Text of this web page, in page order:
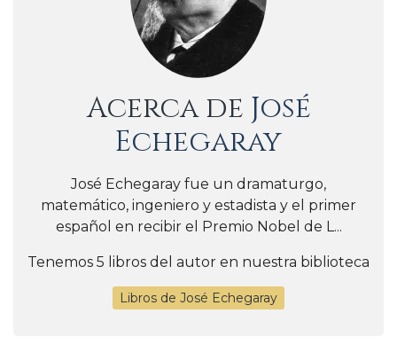
Acerca de José
Echegaray
José Echegaray fue un dramaturgo,
matemático, ingeniero y estadista y el primer
español en recibir el Premio Nobel de L...
Tenemos 5 libros del autor en nuestra biblioteca
Libros de José Echegaray